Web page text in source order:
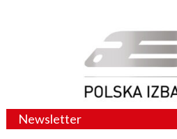
Newsletter